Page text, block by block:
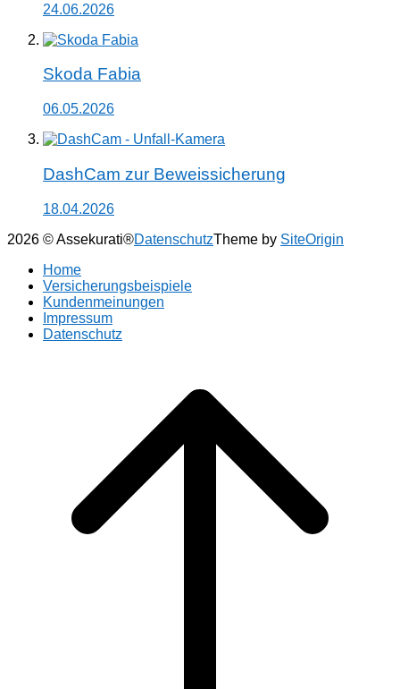
24.06.2026
Skoda Fabia
06.05.2026
DashCam zur Beweissicherung
18.04.2026
2026 © Assekurati®DatenschutzTheme by SiteOrigin
Home
Versicherungsbeispiele
Kundenmeinungen
Impressum
Datenschutz